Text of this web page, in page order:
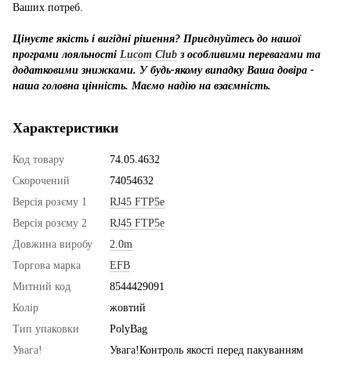
Ваших потреб.
Цінуєте якість і вигідні рішення? Приєднуйтесь до нашої
програми лояльності Lucom Club з особливими перевагами та
додатковими знижками. У будь-якому випадку Ваша довіра -
наша головна цінність. Маємо надію на взаємність.
Характеристики
Код товару
74.05.4632
Скорочений
74054632
Версія розєму 1
RJ45 FTP5e
Версія розєму 2
RJ45 FTP5e
Довжина виробу
2.0m
Торгова марка
EFB
Митний код
8544429091
Колір
жовтий
Тип упаковки
PolyBag
Увага!
Увага!Контроль якості перед пакуванням